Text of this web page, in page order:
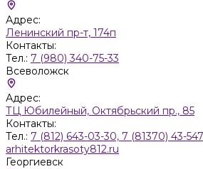
Адрес:
Ленинский пр-т, 174п
Контакты:
Тел.: 7 (980) 340-75-33
Всеволожск
Адрес:
ТЦ Юбилейный, Октябрьский пр., 85
Контакты:
Тел.: 7 (812) 643-03-30, 7 (81370) 43-547
arhitektorkrasoty812.ru
Георгиевск